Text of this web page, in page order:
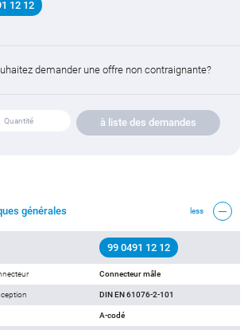
12 12
demander une offre non contraignante?
à liste des demandes
générales less
99 0491 12 12
Connecteur mâle
DIN EN 61076-2-101
A-codé